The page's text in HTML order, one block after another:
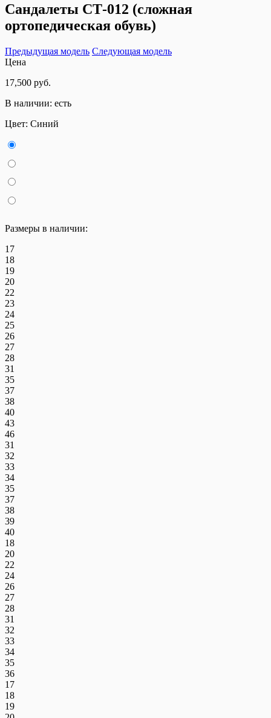
Сандалеты СТ-012 (сложная
ортопедическая обувь)
Предыдущая модель Следующая модель
Цена
17,500 руб.
В наличии: есть
Цвет: Синий
Размеры в наличии:
17
18
19
20
22
23
24
25
26
27
28
31
35
37
38
40
43
46
31
32
33
34
35
37
38
39
40
18
20
22
24
26
27
28
31
32
33
34
35
36
17
18
19